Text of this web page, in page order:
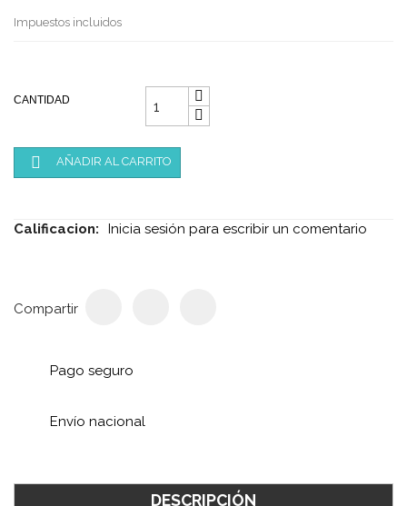
Impuestos incluidos
CANTIDAD
 AÑADIR AL CARRITO
Calificacion: Inicia sesión para escribir un comentario
Compartir
Pago seguro
Envío nacional
DESCRIPCIÓN